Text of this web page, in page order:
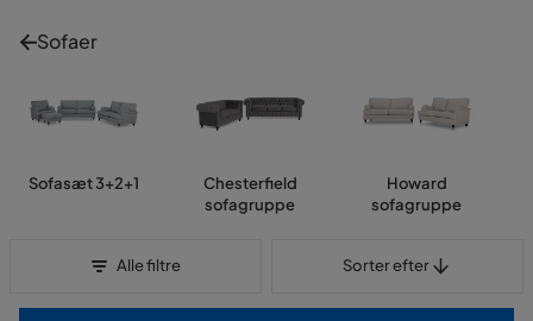
Sofaer
Sofasæt 3+2+1
Chesterfield
sofagruppe
Howard
sofagruppe
Alle filtre Sorter efter